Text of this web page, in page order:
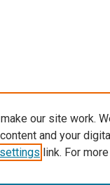
our site work.
and your
link. For